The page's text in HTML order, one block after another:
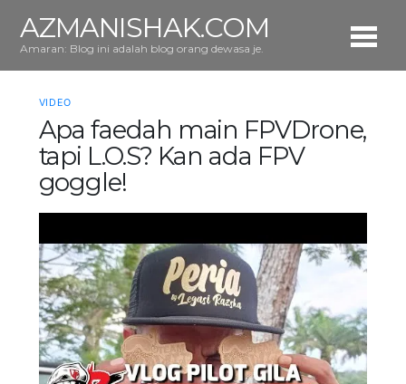
AZMANISHAK.COM
Amaran: Blog ini adalah blog orang dewasa je.
VIDEO
Apa faedah main FPVDrone,
tapi L.O.S? Kan ada FPV
goggle!